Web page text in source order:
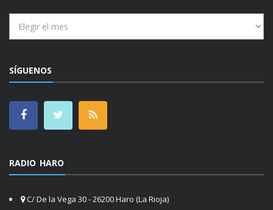
SÍGUENOS
RADIO HARO
C/ De la Vega 30 - 26200 Haro (La Rioja)